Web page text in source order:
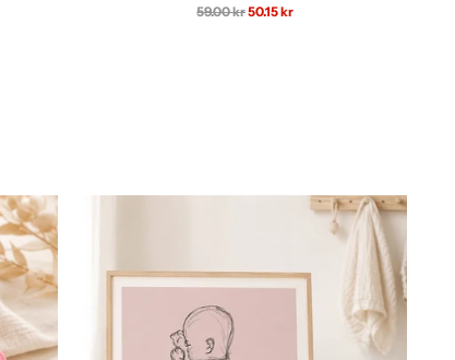
Ordinarie
59.00 kr50.15 kr